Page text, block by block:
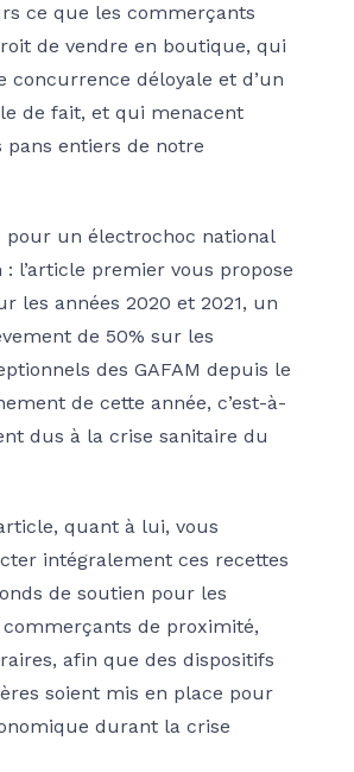
ce que les commerçants
de vendre en boutique, qui
concurrence déloyale et d’un
de fait, et qui menacent
pans entiers de notre
pour un électrochoc national
l’article premier vous propose
les années 2020 et 2021, un
de 50% sur les
des GAFAM depuis le
de cette année, c’est-à-
dus à la crise sanitaire du
quant à lui, vous
intégralement ces recettes
de soutien pour les
de proximité,
afin que des dispositifs
soient mis en place pour
durant la crise